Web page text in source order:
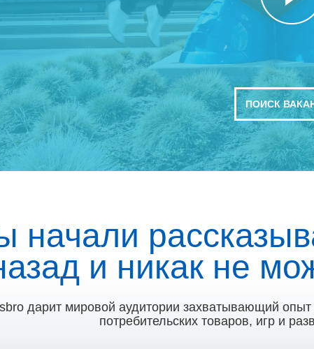
ПОИСК
начали
и никак не
дарит мировой аудитории захватывающий
потребительских товаров, игр и